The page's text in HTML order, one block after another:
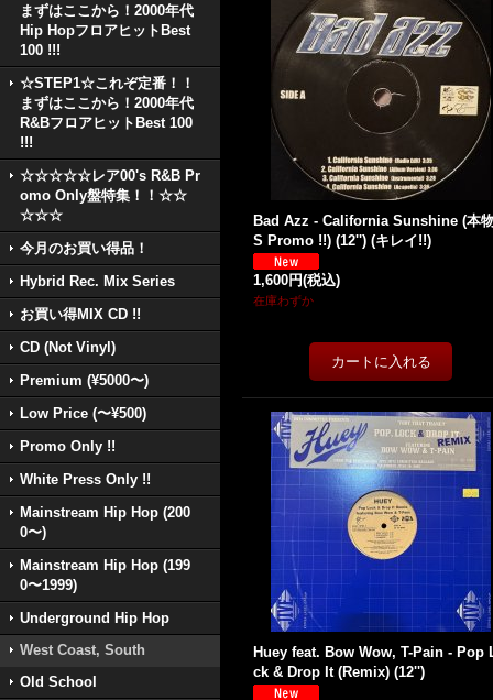
まずはここから！2000年代
Hip HopフロアヒットBest
100 !!!
☆STEP1☆これぞ定番！！
まずはここから！2000年代
R&BフロアヒットBest 100
!!!
☆☆☆☆☆レア00's R&B Pr
omo Only盤特集！！☆☆
☆☆☆
今月のお買い得品！
Hybrid Rec. Mix Series
お買い得MIX CD !!
CD (Not Vinyl)
Premium (¥5000〜)
Low Price (〜¥500)
Promo Only !!
White Press Only !!
Mainstream Hip Hop (200
0〜)
Mainstream Hip Hop (199
0〜1999)
Underground Hip Hop
West Coast, South
Old School
Bad Azz - California Sunshine (本
S Promo !!) (12'') (キレイ!!)
1,600円(税込)
在庫わずか
Huey feat. Bow Wow, T-Pain - Pop
ck & Drop It (Remix) (12'')